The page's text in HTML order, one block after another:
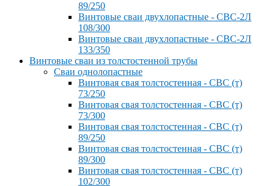
89/250
Винтовые сваи двухлопастные - СВС-2Л
108/300
Винтовые сваи двухлопастные - СВС-2Л
133/350
Винтовые сваи из толстостенной трубы
Сваи однолопастные
Винтовая свая толстостенная - СВС (т)
73/250
Винтовая свая толстостенная - СВС (т)
73/300
Винтовая свая толстостенная - СВС (т)
89/250
Винтовая свая толстостенная - СВС (т)
89/300
Винтовая свая толстостенная - СВС (т)
102/300